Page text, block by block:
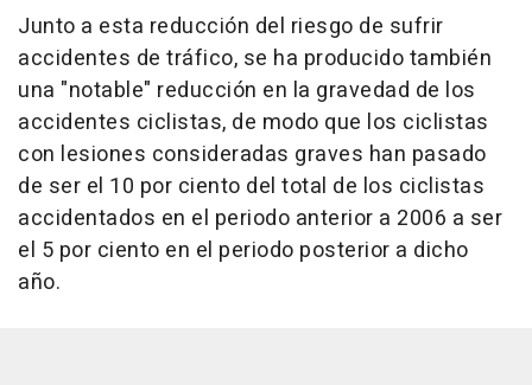
Junto a esta reducción del riesgo de sufrir
accidentes de tráfico, se ha producido también
una "notable" reducción en la gravedad de los
accidentes ciclistas, de modo que los ciclistas
con lesiones consideradas graves han pasado
de ser el 10 por ciento del total de los ciclistas
accidentados en el periodo anterior a 2006 a ser
el 5 por ciento en el periodo posterior a dicho
año.